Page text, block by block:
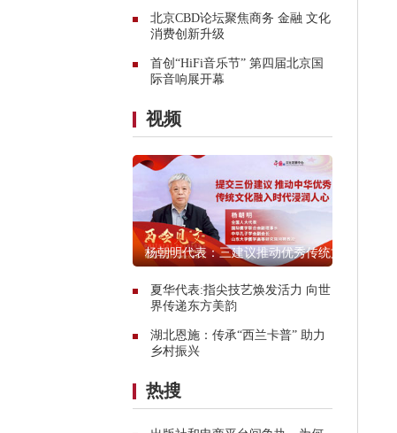
北京CBD论坛聚焦商务 金融 文化
消费创新升级
首创“HiFi音乐节” 第四届北京国
际音响展开幕
视频
杨朝明代表：三建议推动优秀传统文
夏华代表:指尖技艺焕发活力 向世
界传递东方美韵
湖北恩施：传承“西兰卡普” 助力
乡村振兴
热搜